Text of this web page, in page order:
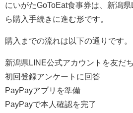
にいがたGoToEat食事券は、新潟
ら購入手続きに進む形です。
購入までの流れは以下の通りです。
新潟県LINE公式アカウントを友だ
初回登録アンケートに回答
PayPayアプリを準備
PayPayで本人確認を完了